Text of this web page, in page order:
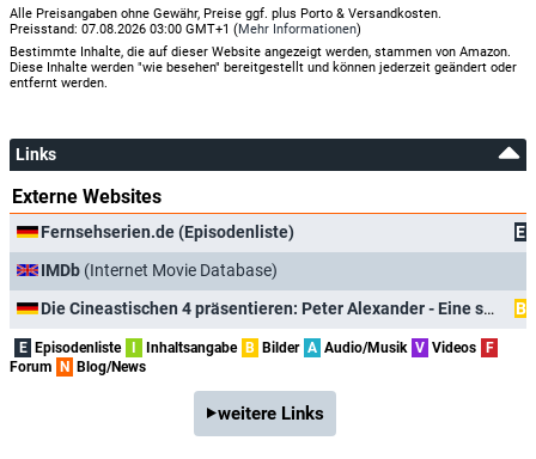
Alle Preisangaben ohne Gewähr, Preise ggf. plus Porto & Versandkosten.
Preisstand: 07.08.2026 03:00 GMT+1 (Mehr Informationen)
Bestimmte Inhalte, die auf dieser Website angezeigt werden, stammen von Amazon.
Diese Inhalte werden "wie besehen" bereitgestellt und können jederzeit geändert oder
entfernt werden.
Links
Externe Websites
Fernsehserien.de (Episodenliste)
E
IMDb (Internet Movie Database)
Die Cineastischen 4 präsentieren: Peter Alexander - Eine subjektive Bestandsaufnahme
B
E Episodenliste I Inhaltsangabe B Bilder A Audio/Musik V Videos F
Forum N Blog/News
weitere Links